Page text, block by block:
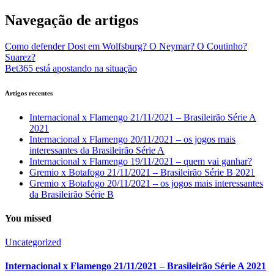
Navegação de artigos
Como defender Dost em Wolfsburg? O Neymar? O Coutinho?
Suarez?
Bet365 está apostando na situação
Artigos recentes
Internacional x Flamengo 21/11/2021 – Brasileirão Série A
2021
Internacional x Flamengo 20/11/2021 – os jogos mais
interessantes da Brasileirão Série A
Internacional x Flamengo 19/11/2021 – quem vai ganhar?
Gremio x Botafogo 21/11/2021 – Brasileirão Série B 2021
Gremio x Botafogo 20/11/2021 – os jogos mais interessantes
da Brasileirão Série B
You missed
Uncategorized
Internacional x Flamengo 21/11/2021 – Brasileirão Série A 2021